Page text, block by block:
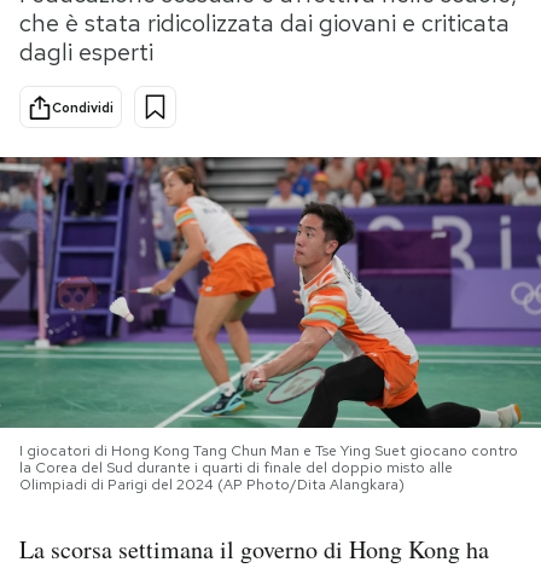
Sport
Mondiali calcio 2026
NEWSLETTER
I MIEI PREFERITI
SHOP
CALENDARIO
che è stata ridicolizzata dai giovani e criticata
dagli esperti
Condividi
I giocatori di Hong Kong Tang Chun Man e Tse Ying Suet giocano contro
la Corea del Sud durante i quarti di finale del doppio misto alle
Olimpiadi di Parigi del 2024 (AP Photo/Dita Alangkara)
La scorsa settimana il governo di Hong Kong ha